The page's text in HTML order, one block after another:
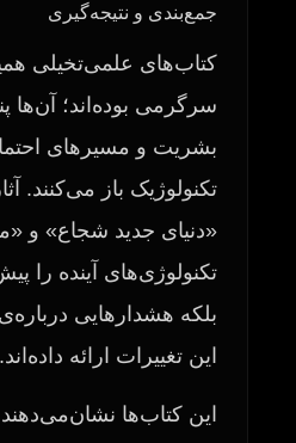
جمع‌بندی و نتیجه‌گیری
کتاب‌های علمی‌تخیلی
سرگرمی بوده‌اند؛ آن‌ها
بشریت و مسیرهای
«دنیای جدید شجاع» و
تکنولوژی‌های آینده را
بلکه هشدارهایی
این تغییرات ارائه داده‌اند.
این کتاب‌ها